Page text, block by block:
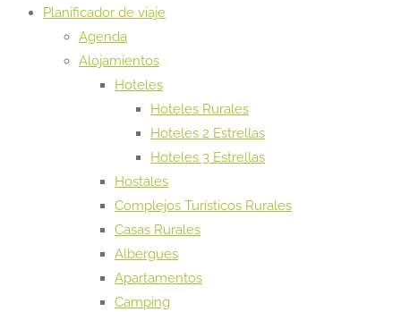
Planificador de viaje
Agenda
Alojamientos
Hoteles
Hoteles Rurales
Hoteles 2 Estrellas
Hoteles 3 Estrellas
Hostales
Complejos Turísticos Rurales
Casas Rurales
Albergues
Apartamentos
Camping